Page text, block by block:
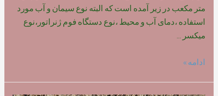
متر مکعب در زیر آمده است که البته نوع سیمان و آب مورد
استفاده ،دمای آب و محیط ،نوع دستگاه فوم ژنراتور،نوع
میکسر …
میزان
ادامه »